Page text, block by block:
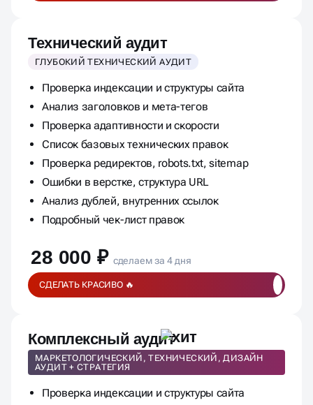
Технический аудит
ГЛУБОКИЙ ТЕХНИЧЕСКИЙ АУДИТ
Проверка индексации и структуры сайта
Анализ заголовков и мета-тегов
Проверка адаптивности и скорости
Список базовых технических правок
Проверка редиректов, robots.txt, sitemap
Ошибки в верстке, структура URL
Анализ дублей, внутренних ссылок
28 000 ₽ сделаем за 4 дня
Комплексный аудит
МАРКЕТОЛОГИЧЕСКИЙ, ТЕХНИЧЕСКИЙ, ДИЗАЙН
АУДИТ + СТРАТЕГИЯ